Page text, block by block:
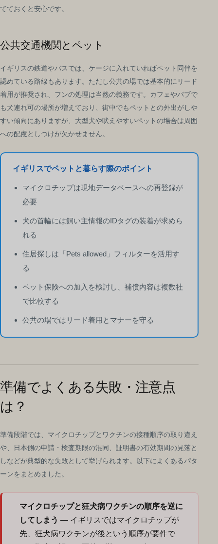
てておくと安心です。
公共交通機関とペット
イギリスの鉄道やバスでは、ケージに入れていればペット同伴を
認めている路線もあります。ただし公共の場では基本的にリード
着用が推奨され、フンの処理は当然の義務です。カフェやパブで
も犬連れ可の場所が増えており、街中でもペットとの外出がしや
すい傾向にありますが、大型犬や吠えやすいペットの場合は周囲
への配慮としつけが欠かせません。
イギリスでペットと暮らす際のポイント
マイクロチップは現地データベースへの再登録が
必要
犬の首輪には飼い主情報のIDタグの装着が求めら
れる
住居探しは「Pets allowed」フィルターを活用す
る
ペット保険への加入を検討し、補償内容は複数社
で比較する
公共の場ではリード着用とマナーを守る
準備でよくある失敗・注意点
は？
準備段階では、マイクロチップとワクチンの接種順序の取り違え
や、日本側の申請・検査期限の混同、証明書の有効期間の見落と
しなどが典型的な失敗として挙げられます。以下によくあるパタ
ーンをまとめました。
マイクロチップと狂犬病ワクチンの順序を逆に
してしまう — イギリスではマイクロチップが
先、狂犬病ワクチンが後という順序が要件で